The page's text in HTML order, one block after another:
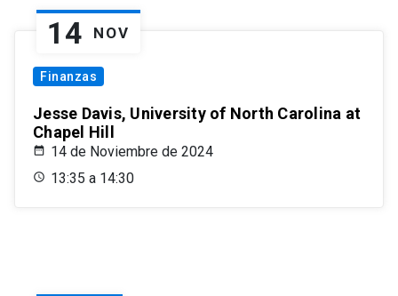
14 NOV
Finanzas
Jesse Davis, University of North Carolina at
Chapel Hill
14 de Noviembre de 2024
13:35 a 14:30